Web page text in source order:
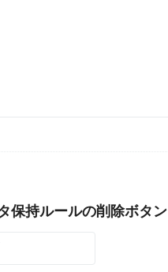
保持ルールの削除ボタン